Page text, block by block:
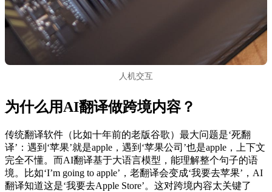
人机交互
为什么用AI翻译做跨境内容？
传统翻译软件（比如十年前的老版谷歌）最大问题是‘死翻
译’：遇到‘苹果’就是apple，遇到‘苹果公司’也是apple，上下文
完全不懂。而AI翻译基于大语言模型，能理解整个句子的语
境。比如‘I’m going to apple’，老翻译会变成‘我要去苹果’，AI
翻译知道这是‘我要去Apple Store’。这对跨境内容太关键了